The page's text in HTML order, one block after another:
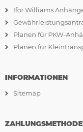
Ifor Williams
Planen für PKW-
Planen für
INFORMATIONEN
Sitemap